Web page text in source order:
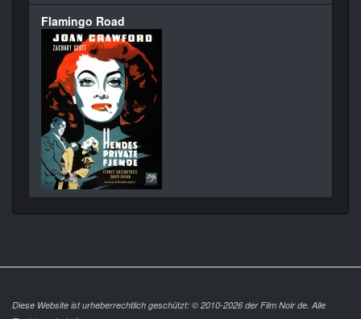
Flamingo Road
Diese Website ist urheberrechtlich geschützt: © 2010-2026 der Film Noir de. Alle